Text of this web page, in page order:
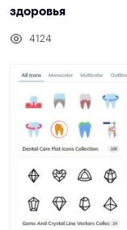
здоровья
4124